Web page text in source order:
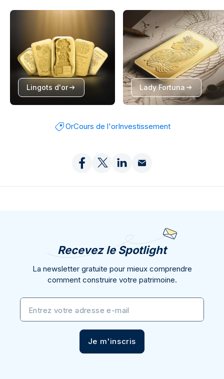
Lingots d'or Lady Fortuna
OrCours de l'orInvestissement
Recevez le Spotlight
La newsletter gratuite pour mieux comprendre
comment construire votre patrimoine.
Entrez votre adresse e-mail
Je m'inscris